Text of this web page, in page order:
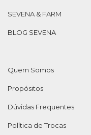
SEVENA & FARM
BLOG SEVENA
Quem Somos
Propósitos
Dúvidas Frequentes
Política de Trocas